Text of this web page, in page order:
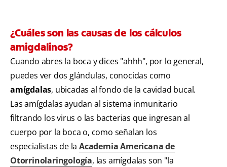
¿Cuáles son las causas de los cálculos
amigdalinos?
Cuando abres la boca y dices "ahhh", por lo general,
puedes ver dos glándulas, conocidas como
amígdalas, ubicadas al fondo de la cavidad bucal.
Las amígdalas ayudan al sistema inmunitario
filtrando los virus o las bacterias que ingresan al
cuerpo por la boca o, como señalan los
especialistas de laAcademia Americana de
Otorrinolaringología, las amígdalas son "la